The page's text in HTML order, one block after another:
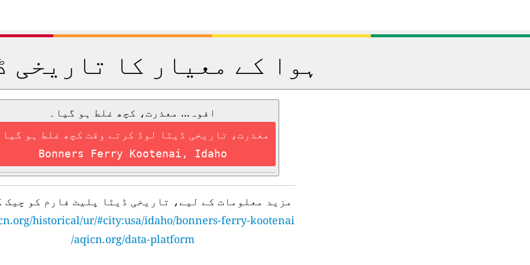
ہوا کے معیار کا تاریخی
افوہ... معذرت، کچھ غلط ہو گیا۔
معذرت، تاریخی ڈیٹا لوڈ کرتے وقت کچھ غلط ہو
Bonners Ferry Kootenai, Idaho
مزید معلومات کے لیے، تاریخی ڈیٹا پلیٹ فارم کو چیک
historical/ur/#city:usa/idaho/bonners-ferry-kootenai
aqicn.org/data-platform/